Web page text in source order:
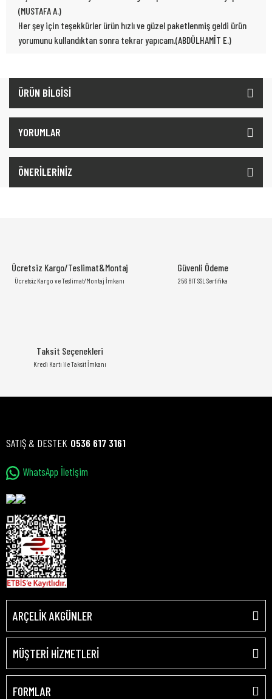
(MUSTAFA A.)
Her şey için teşekkürler ürün hızlı ve güzel paketlenmiş geldi ürün
yorumunu kullandıktan sonra tekrar yapıcam.(ABDÜLHAMİT E.)
ÜRÜN BİLGİSİ
YORUMLAR
ÖNERİLERİNİZ
Ücretsiz Kargo/Teslimat&Montaj
Ücretsiz Kargo ve Teslimat/Montaj İmkanı
Güvenli Ödeme
256 BIT SSL Sertifika
Taksit Seçenekleri
Kredi Kartı ile Taksit İmkanı
SATIŞ & DESTEK 0536 617 3161
WhatsApp İletişim
ARÇELİK AKGÜNLER
MÜŞTERİ HİZMETLERİ
FORMLAR